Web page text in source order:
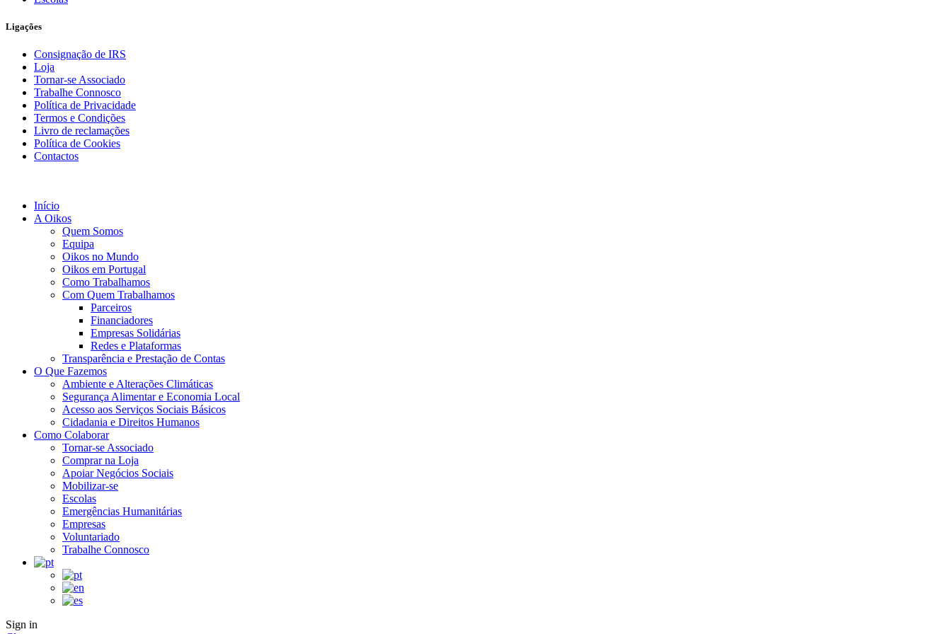
Ligações
Consignação de IRS
Loja
Tornar-se Associado
Trabalhe Connosco
Política de Privacidade
Termos e Condições
Livro de reclamações
Política de Cookies
Contactos
Início
A Oikos
Quem Somos
Equipa
Oikos no Mundo
Oikos em Portugal
Como Trabalhamos
Com Quem Trabalhamos
Parceiros
Financiadores
Empresas Solidárias
Redes e Plataformas
Transparência e Prestação de Contas
O Que Fazemos
Ambiente e Alterações Climáticas
Segurança Alimentar e Economia Local
Acesso aos Serviços Sociais Básicos
Cidadania e Direitos Humanos
Como Colaborar
Tornar-se Associado
Comprar na Loja
Apoiar Negócios Sociais
Mobilizar-se
Escolas
Emergências Humanitárias
Empresas
Voluntariado
Trabalhe Connosco
Sign in